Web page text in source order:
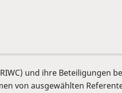
und ihre Beteiligungen
von ausgewählten